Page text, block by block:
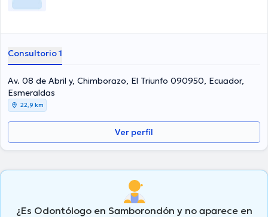
Consultorio 1
Av. 08 de Abril y, Chimborazo, El Triunfo 090950, Ecuador,
Esmeraldas
22,9 km
Ver perfil
¿Es Odontólogo en Samborondón y no aparece en